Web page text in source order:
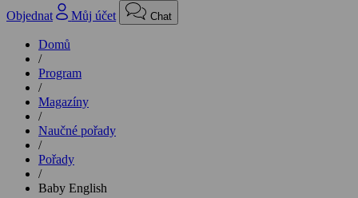
Objednat
Můj účet Chat
Domů
/
Program
/
Magazíny
/
Naučné pořady
/
Pořady
/
Baby English